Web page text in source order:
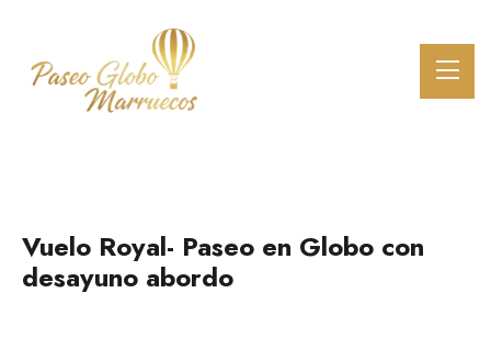
Vuelo Royal- Paseo en Globo con
desayuno abordo